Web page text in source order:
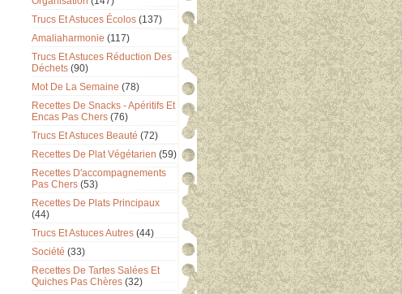
Trucs Et Astuces Écolos (137)
Amaliaharmonie (117)
Trucs Et Astuces Réduction Des
Déchets (90)
Mot De La Semaine (78)
Recettes De Snacks - Apéritifs Et
Encas Pas Chers (76)
Trucs Et Astuces Beauté (72)
Recettes De Plat Végétarien (59)
Recettes D'accompagnements
Pas Chers (53)
Recettes De Plats Principaux
(44)
Trucs Et Astuces Autres (44)
Société (33)
Recettes De Tartes Salées Et
Quiches Pas Chères (32)